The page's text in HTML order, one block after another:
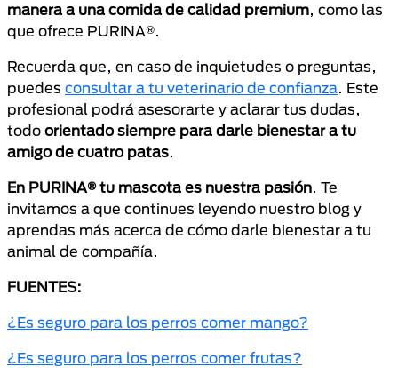
manera a una comida de calidad premium, como las
que ofrece PURINA®.
Recuerda que, en caso de inquietudes o preguntas,
puedes consultar a tu veterinario de confianza. Este
profesional podrá asesorarte y aclarar tus dudas,
todo orientado siempre para darle bienestar a tu
amigo de cuatro patas.
En PURINA® tu mascota es nuestra pasión. Te
invitamos a que continues leyendo nuestro blog y
aprendas más acerca de cómo darle bienestar a tu
animal de compañía.
FUENTES:
¿Es seguro para los perros comer mango?
¿Es seguro para los perros comer frutas?